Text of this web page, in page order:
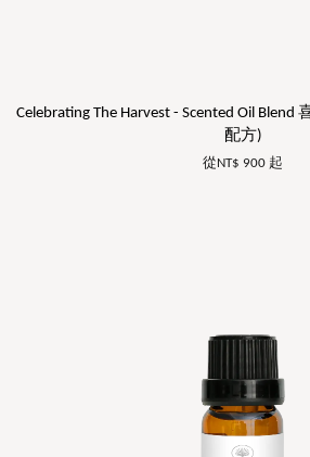
Celebrating The Harvest - Scented Oil
配方)
從NT$ 900 起